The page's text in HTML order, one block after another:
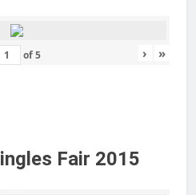
of5 › »
Fair 2015